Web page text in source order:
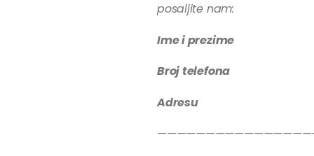
posaljite nam:
Ime i prezime
Broj telefona
Adresu